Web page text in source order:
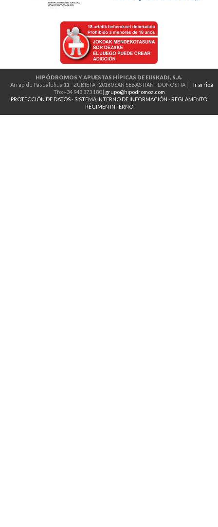
HIPÓDROMOS Y APUESTAS HÍPICAS DE EUSKADI, S.A.
Ir arriba
Arrapide Pasealekua 11 - ZUBIETA | 20160 SAN SEBASTIAN - DONOSTIA |
Tfo:+34 943 373 180 | grupo@hipodromoa.com
PROTECCIÓN DE DATOS-SISTEMA INTERNO DE INFORMACIÓN - REGLAMENTO
RÉGIMEN INTERNO